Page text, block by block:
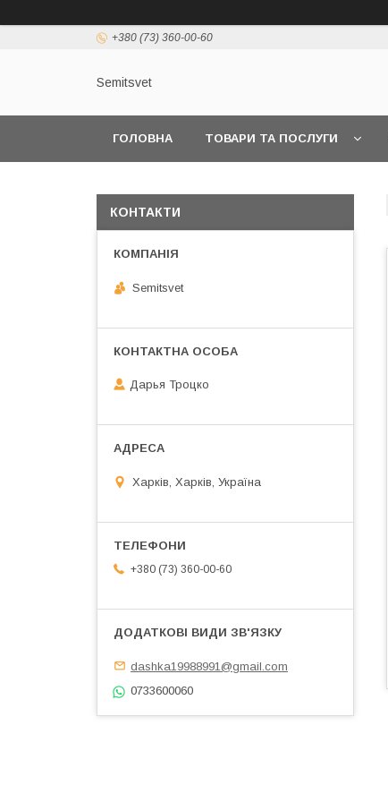
+380 (73) 360-00-60
Semitsvet
ГОЛОВНА ТОВАРИ ТА ПОСЛУГИ
КОНТАКТИ
Semitsvet
Дарья Троцко
Харків, Харків, Україна
+380 (73) 360-00-60
dashka19988991@gmail.com
0733600060